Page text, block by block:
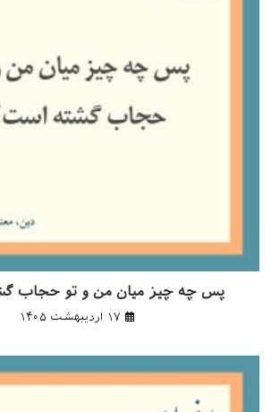
پس چه چیز میان من و تو حجاب
۱۷ اردیبهشت ۱۴۰۵